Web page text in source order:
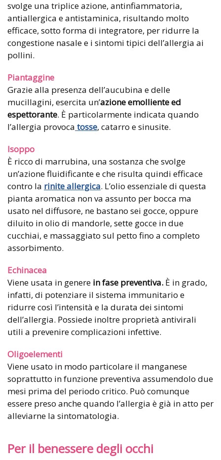
svolge una triplice azione, antinfiammatoria,
antiallergica e antistaminica, risultando molto
efficace, sotto forma di integratore, per ridurre la
congestione nasale e i sintomi tipici dell’allergia ai
pollini.
Piantaggine
Grazie alla presenza dell’aucubina e delle
mucillagini, esercita un’azione emolliente ed
espettorante. È particolarmente indicata quando
l’allergia provoca tosse, catarro e sinusite.
Isoppo
È ricco di marrubina, una sostanza che svolge
un’azione fluidificante e che risulta quindi efficace
contro la rinite allergica. L’olio essenziale di questa
pianta aromatica non va assunto per bocca ma
usato nel diffusore, ne bastano sei gocce, oppure
diluito in olio di mandorle, sette gocce in due
cucchiai, e massaggiato sul petto fino a completo
assorbimento.
Echinacea
Viene usata in genere in fase preventiva. È in grado,
infatti, di potenziare il sistema immunitario e
ridurre così l’intensità e la durata dei sintomi
dell’allergia. Possiede inoltre proprietà antivirali
utili a prevenire complicazioni infettive.
Oligoelementi
Viene usato in modo particolare il manganese
soprattutto in funzione preventiva assumendolo due
mesi prima del periodo critico. Può comunque
essere preso anche quando l’allergia è già in atto per
alleviarne la sintomatologia.
Per il benessere degli occhi